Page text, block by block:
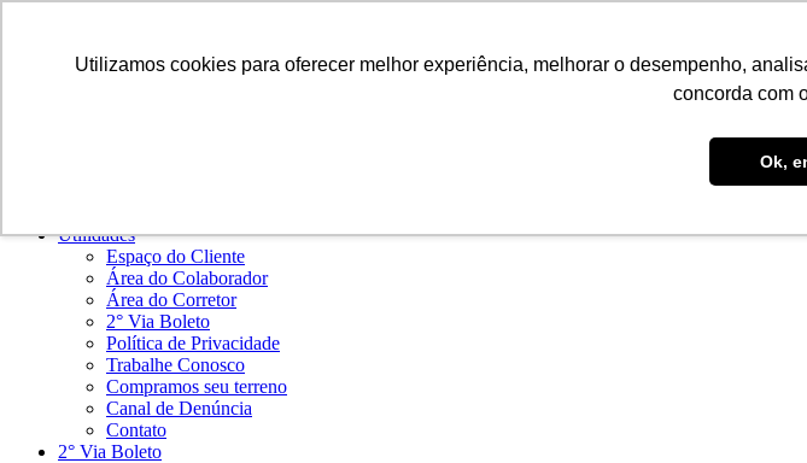
Utilizamos cookies para oferecer melhor experiência, melhorar o desempenho,
concorda com
Ok,
Utilidades
Espaço do Cliente
Área do Colaborador
Área do Corretor
2° Via Boleto
Política de Privacidade
Trabalhe Conosco
Compramos seu terreno
Canal de Denúncia
Contato
2° Via Boleto